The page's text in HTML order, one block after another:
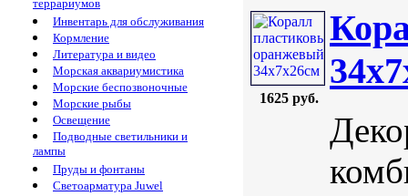
террариумов
Инвентарь для обслуживания
Кормление
Литература и видео
Морская аквариумистика
Морские беспозвоночные
Морские рыбы
Освещение
Подводные светильники и
лампы
Пруды и фонтаны
Светоарматура Juwel
1625 руб.